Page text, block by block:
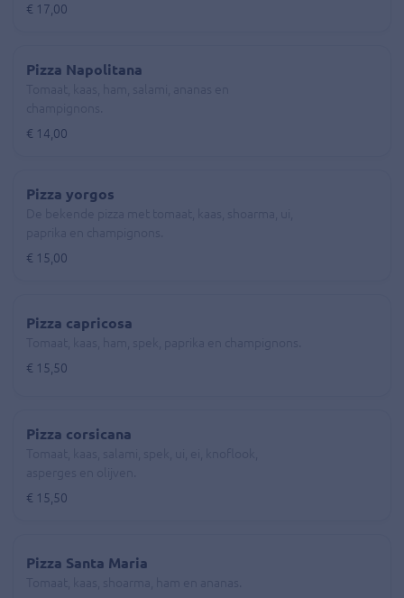
€ 17,00
Pizza Napolitana
€ 14,00
Pizza yorgos
€ 15,00
Pizza capricosa
€ 15,50
Pizza corsicana
€ 15,50
Pizza Santa Maria